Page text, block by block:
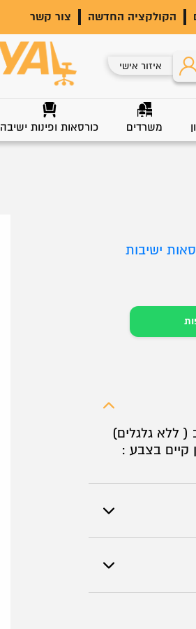
הקולקציה החדשה צור קשר
איזור אישי
משרדים כורסאות ופינות ישיבה
ישיבות
( ללא גלגלים)
קיים בצבע :